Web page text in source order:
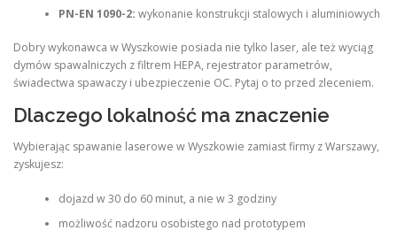
PN-EN 1090-2: wykonanie konstrukcji stalowych i aluminiowych
Dobry wykonawca w Wyszkowie posiada nie tylko laser, ale też wyciąg
dymów spawalniczych z filtrem HEPA, rejestrator parametrów,
świadectwa spawaczy i ubezpieczenie OC. Pytaj o to przed zleceniem.
Dlaczego lokalność ma znaczenie
Wybierając spawanie laserowe w Wyszkowie zamiast firmy z Warszawy,
zyskujesz:
dojazd w 30 do 60 minut, a nie w 3 godziny
możliwość nadzoru osobistego nad prototypem